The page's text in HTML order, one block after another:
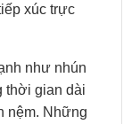
xúc trực
như nhún
thời gian dài
nệm. Những